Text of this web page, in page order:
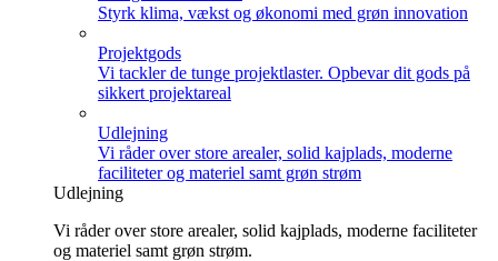
Styrk klima, vækst og økonomi med grøn innovation
Projektgods
Vi tackler de tunge projektlaster. Opbevar dit gods på
sikkert projektareal
Udlejning
Vi råder over store arealer, solid kajplads, moderne
faciliteter og materiel samt grøn strøm
Udlejning
Vi råder over store arealer, solid kajplads, moderne faciliteter
og materiel samt grøn strøm.